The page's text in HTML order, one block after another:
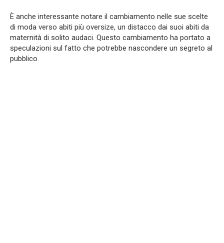
È anche interessante notare il cambiamento nelle sue scelte
di moda verso abiti più oversize, un distacco dai suoi abiti da
maternità di solito audaci. Questo cambiamento ha portato a
speculazioni sul fatto che potrebbe nascondere un segreto al
pubblico.